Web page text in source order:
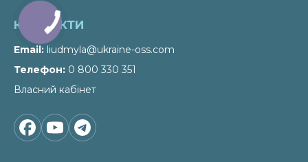
КОНТАКТИ
Email liudmyla@ukraine-oss.com
Телефон 0 800 330 351
Власний кабінет